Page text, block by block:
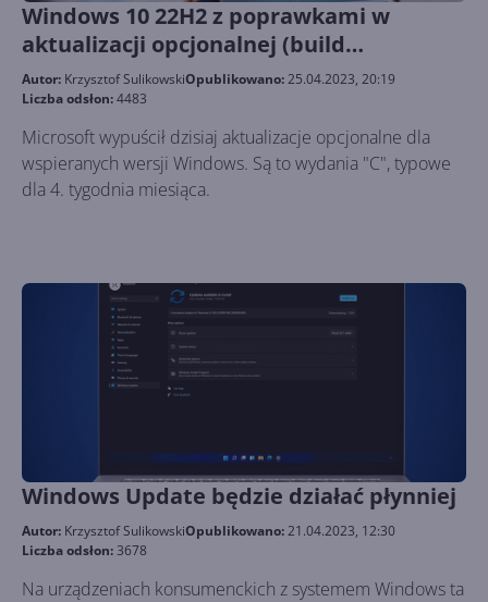
Windows 10 22H2 z poprawkami w
aktualizacji opcjonalnej (build
19045.2913)
Autor: Krzysztof SulikowskiOpublikowano:25.04.2023, 20:19
Liczba odsłon:4483
Microsoft wypuścił dzisiaj aktualizacje opcjonalne dla
wspieranych wersji Windows. Są to wydania "C", typowe
dla 4. tygodnia miesiąca.
Windows Update będzie działać płynniej
Autor: Krzysztof SulikowskiOpublikowano:21.04.2023, 12:30
Liczba odsłon:3678
Na urządzeniach konsumenckich z systemem Windows ta